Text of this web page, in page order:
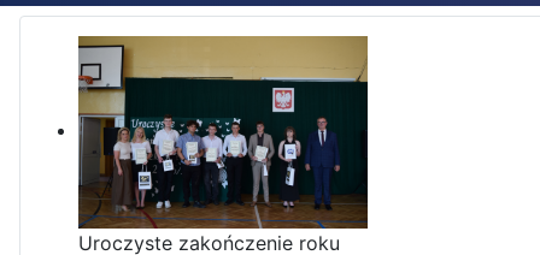
Uroczyste zakończenie roku